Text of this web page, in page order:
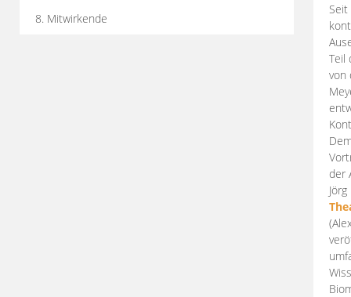
8. Mitwirkende
Teil
von
der